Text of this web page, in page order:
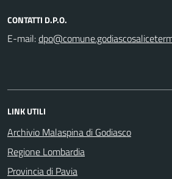
CONTATTI D.P.O.
E-mail:
LINK UTILI
Archivio Malaspina di Godiasco
Regione Lombardia
Provincia di Pavia